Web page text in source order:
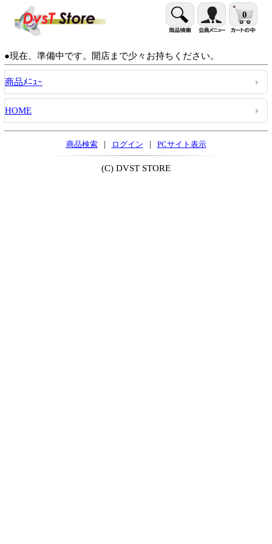
0
●現在、準備中です。開店まで少々お持ちください。
商品ﾒﾆｭｰ
HOME
商品検索 | ログイン | PCサイト表示
(C) DVST STORE